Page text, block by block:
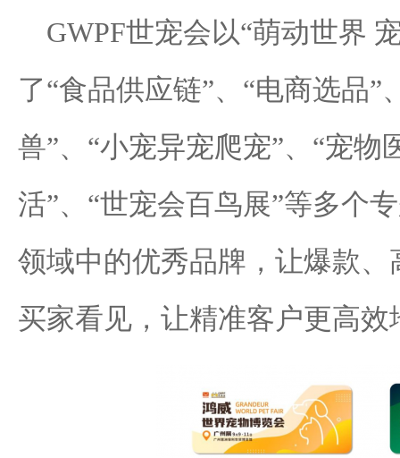
GWPF世宠会以“萌动世界
了“食品供应链”、“电商选品”
兽”、“小宠异宠爬宠”、“宠物
活”、“世宠会百鸟展”等多个
领域中的优秀品牌，让爆款
买家看见，让精准客户更高效